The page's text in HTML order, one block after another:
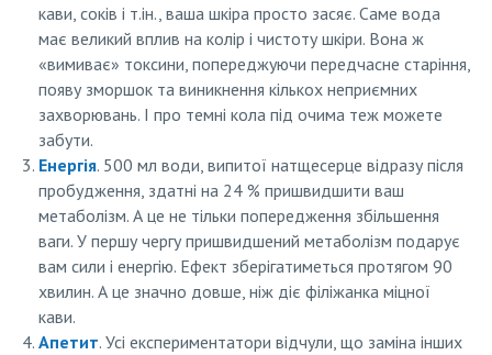
кави, соків і т.ін., ваша шкіра просто засяє. Саме вода
має великий вплив на колір і чистоту шкіри. Вона ж
«вимиває» токсини, попереджуючи передчасне старіння,
появу зморшок та виникнення кількох неприємних
захворювань. І про темні кола під очима теж можете
забути.
Енергія. 500 мл води, випитої натщесерце відразу після
пробудження, здатні на 24 % пришвидшити ваш
метаболізм. А це не тільки попередження збільшення
ваги. У першу чергу пришвидшений метаболізм подарує
вам сили і енергію. Ефект зберігатиметься протягом 90
хвилин. А це значно довше, ніж діє філіжанка міцної
кави.
Апетит. Усі експериментатори відчули, що заміна інших